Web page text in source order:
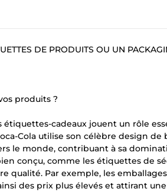
DE PRODUITS OU UN
produits ?
cadeaux jouent un rôle
Cola utilise son célèbre design
le monde, contribuant à sa
conçu, comme les étiquettes de
Par exemple, les
des prix plus élevés et attirant